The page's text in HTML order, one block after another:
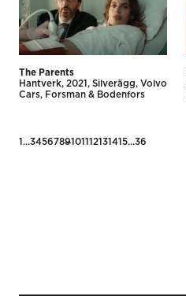
The Parents
Hantverk 2021 Silverägg
Volvo
Cars
Forsman & Bodenfors
Posts
1 …34567891011 12131415…36